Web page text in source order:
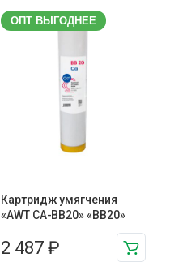
ОПТ ВЫГОДНЕЕ
Картридж умягчения
«AWT CA-BB20» «BB20»
2 487 ₽